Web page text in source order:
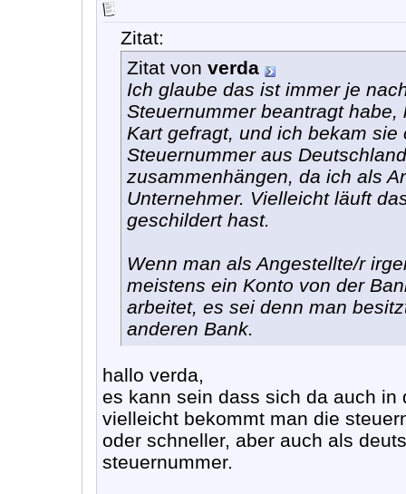
Zitat:
Zitat von verda
Ich glaube das ist immer je
Steuernummer beantragt
Kart gefragt, und ich bekam
Steuernummer aus
zusammenhängen, da ich als
Unternehmer. Vielleicht läuft
geschildert hast.
Wenn man als Angestellte/r
meistens ein Konto von der
arbeitet, es sei denn man
anderen Bank.
hallo verda,
es kann sein dass sich da auch
vielleicht bekommt man die
oder schneller, aber auch als
steuernummer.